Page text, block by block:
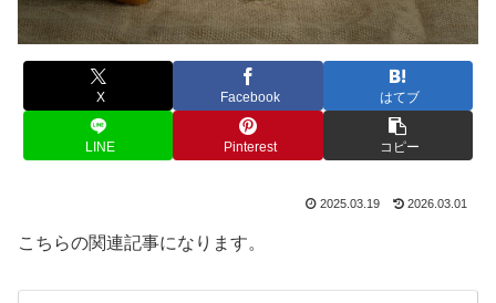
X Facebook はてブ
LINE Pinterest コピー
2025.03.19 2026.03.01
こちらの関連記事になります。